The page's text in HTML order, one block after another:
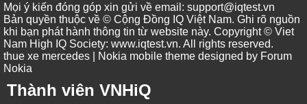
Mọi ý kiến đóng góp xin gửi về email: support@iqtest.vn
Bản quyền thuộc về © Cộng Đồng IQ Việt Nam. Ghi rõ nguồn
khi bạn phát hành thông tin từ website này. Copyright © Viet
Nam High IQ Society: www.iqtest.vn. All rights reserved.
thue xe mercedes | Nokia mobile theme designed by Forum
Nokia
Thành viên VNHiQ